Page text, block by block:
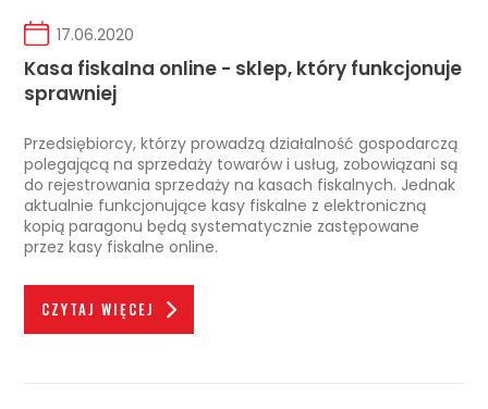
17.06.2020
Kasa fiskalna online - sklep, który funkcjonuje
sprawniej
Przedsiębiorcy, którzy prowadzą działalność gospodarczą
polegającą na sprzedaży towarów i usług, zobowiązani są
do rejestrowania sprzedaży na kasach fiskalnych. Jednak
aktualnie funkcjonujące kasy fiskalne z elektroniczną
kopią paragonu będą systematycznie zastępowane
przez kasy fiskalne online.
CZYTAJ WIĘCEJ